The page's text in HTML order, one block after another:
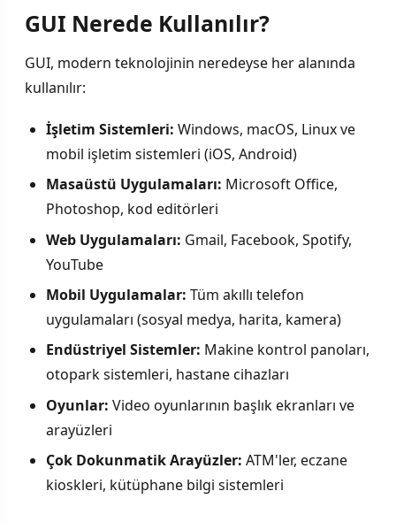
GUI Nerede Kullanılır?
GUI, modern teknolojinin neredeyse her alanında
kullanılır:
İşletim Sistemleri: Windows, macOS, Linux ve
mobil işletim sistemleri (iOS, Android)
Masaüstü Uygulamaları: Microsoft Office,
Photoshop, kod editörleri
Web Uygulamaları: Gmail, Facebook, Spotify,
YouTube
Mobil Uygulamalar: Tüm akıllı telefon
uygulamaları (sosyal medya, harita, kamera)
Endüstriyel Sistemler: Makine kontrol panoları,
otopark sistemleri, hastane cihazları
Oyunlar: Video oyunlarının başlık ekranları ve
arayüzleri
Çok Dokunmatik Arayüzler: ATM'ler, eczane
kioskleri, kütüphane bilgi sistemleri